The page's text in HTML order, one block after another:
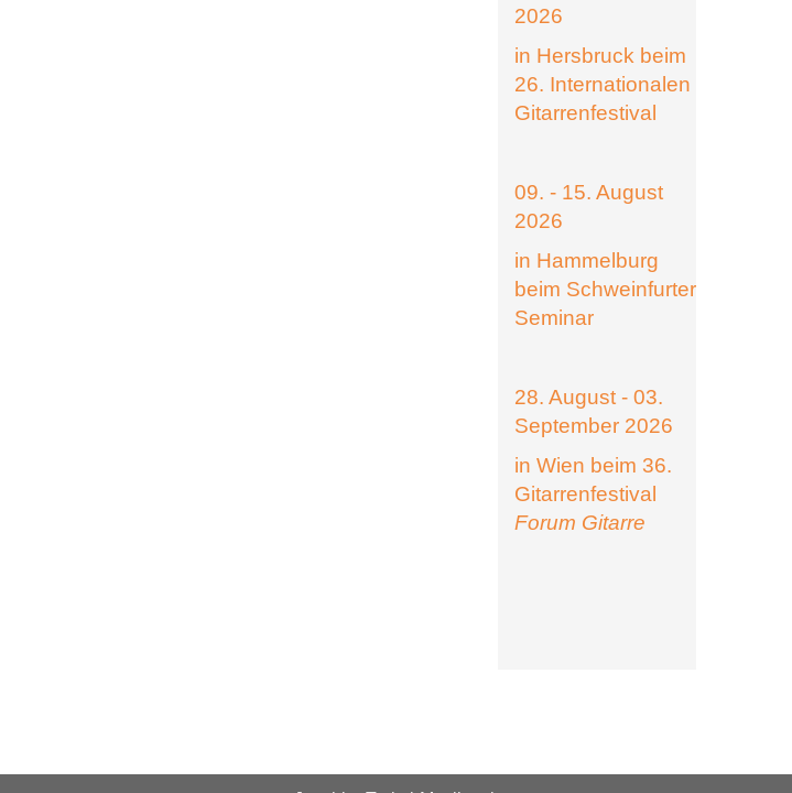
2026
in Hersbruck beim
26. Internationalen
Gitarrenfestival
09. - 15. August
2026
in Hammelburg
beim Schweinfurter
Seminar
28. August - 03.
September 2026
in Wien beim 36.
Gitarrenfestival
Forum Gitarre